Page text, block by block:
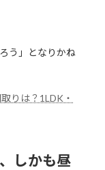
う」となりかね
りは？1LDK・
しかも昼